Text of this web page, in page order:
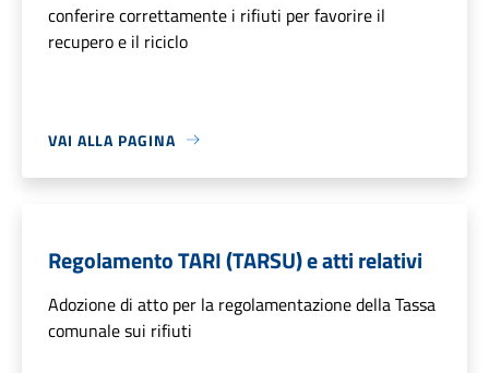
conferire correttamente i rifiuti per favorire il
recupero e il riciclo
VAI ALLA PAGINA
Regolamento TARI (TARSU) e atti relativi
Adozione di atto per la regolamentazione della Tassa
comunale sui rifiuti